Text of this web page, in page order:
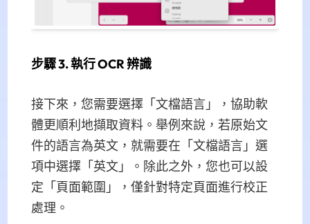
步驟 3. 執行 OCR 辨識
接下來，您需要選擇「文檔語言」，協助軟
體更順利地擷取資料。舉例來說，若原始文
件的語言為英文，就需要在「文檔語言」選
項中選擇「英文」。除此之外，您也可以設
定「頁面範圍」，僅針對特定頁面進行校正
處理。